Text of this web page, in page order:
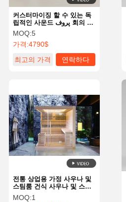
커스터마이징 할 수 있는 독
립적인 사운드 پروف 회의 팟
MOQ:5
가격:4790$
최고의 가격
연락하다
전통 상업용 가정 사우나 및
스팀룸 건식 사우나 및 스팀
룸
MOQ:1